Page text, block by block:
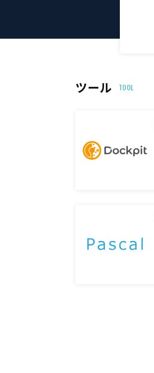
ツール TOOL